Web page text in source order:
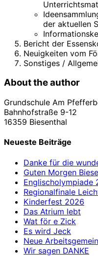
der aktuellen
Bericht der
Neuigkeiten vom
Sonstiges /
About the author
Grundschule Am
Bahnhofstraße 9-12
16359 Biesenthal
Neueste Beiträge
Danke für die
Guten Morgen
Englischolympiade
Regionalfinale
Kinderfest 2026
Das Atrium lebt
Wat för e Zick
Es wird Jeck
Neue
Wir sagen DANKE